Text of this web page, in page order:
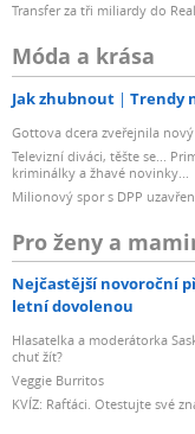
Transfer za tři miliardy do
Móda a krása
Jak zhubnout Trendy
Gottova dcera zveřejnila
Televizní diváci, těšte se...
kriminálky a žhavé novinky...
Milionový spor s DPP
Pro ženy a
Nejčastější novoroční
letní dovolenou
Hlasatelka a moderátorka
chuť žít?
Veggie Burritos
KVÍZ: Rafťáci. Otestujte své